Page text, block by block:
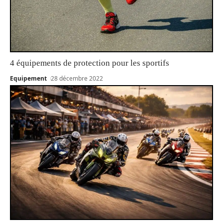
4 équipements de protection pour les sportifs
Equipement 28 décembre 2022